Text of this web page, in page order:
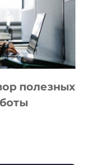
полезных